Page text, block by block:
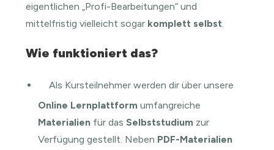
eigentlichen „Profi-Bearbeitungen“ und
mittelfristig vielleicht sogar komplett selbst.
Wie funktioniert das?
Als Kursteilnehmer werden dir über unsere
Online Lernplattform umfangreiche
Materialien für das Selbststudium zur
Verfügung gestellt. Neben PDF-Materialien